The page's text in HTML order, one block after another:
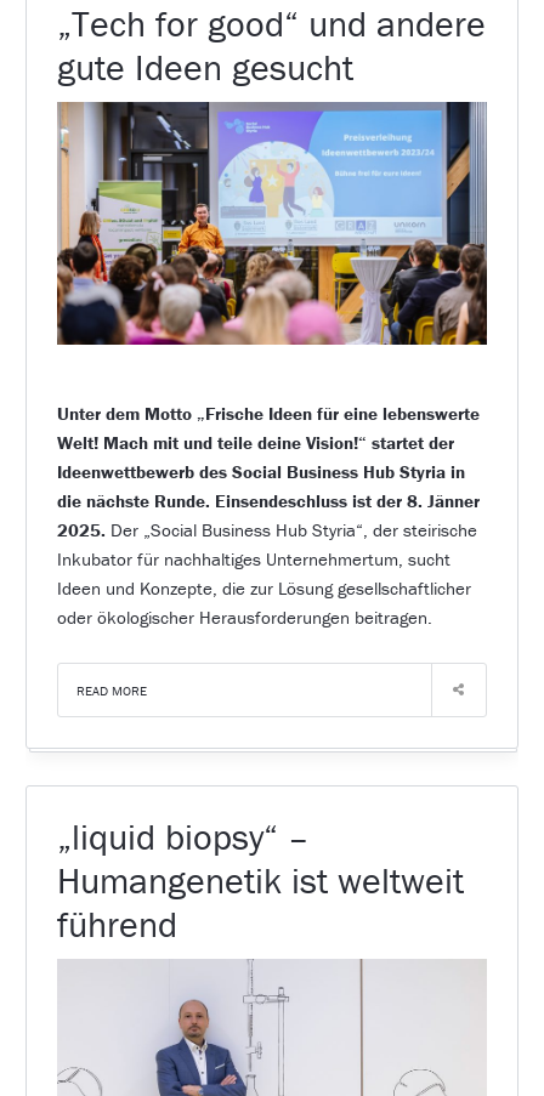
„Tech for good“ und andere
gute Ideen gesucht
Unter dem Motto „Frische Ideen für eine lebenswerte
Welt! Mach mit und teile deine Vision!“ startet der
Ideenwettbewerb des Social Business Hub Styria in
die nächste Runde. Einsendeschluss ist der 8. Jänner
2025. Der „Social Business Hub Styria“, der steirische
Inkubator für nachhaltiges Unternehmertum, sucht
Ideen und Konzepte, die zur Lösung gesellschaftlicher
oder ökologischer Herausforderungen beitragen.
READ MORE
„liquid biopsy“ –
Humangenetik ist weltweit
führend